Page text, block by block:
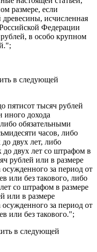
размере, если
древесины, исчисленная
Федерации
в особо крупном
в следующей
пятисот тысяч рублей
иного дохода
обязательными
часов, либо
двух лет, либо
двух лет со штрафом в
рублей или в размере
за период от
или без такового, либо
со штрафом в размере
или в размере
за период от
или без такового.";
в следующей